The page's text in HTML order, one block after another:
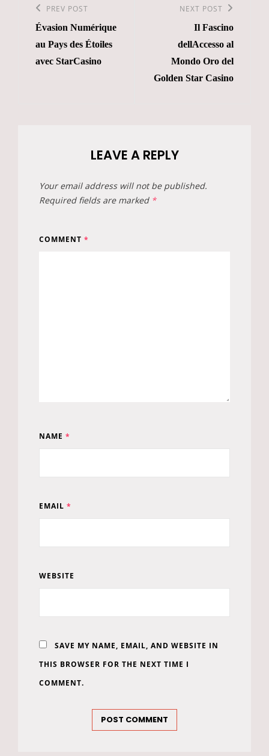
navigation
Previous
Post
PREV POST
Évasion Numérique
au Pays des Étoiles
avec StarCasino
NEXT POST
Il Fascino
dellAccesso al
Mondo Oro del
Golden Star Casino
LEAVE A REPLY
Your email address will not be published.
Required fields are marked *
COMMENT *
NAME *
EMAIL *
WEBSITE
SAVE MY NAME, EMAIL, AND WEBSITE IN
THIS BROWSER FOR THE NEXT TIME I
COMMENT.